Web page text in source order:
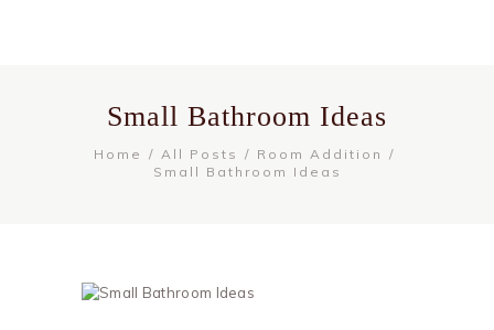
Small Bathroom Ideas
Home All Posts
Room Addition
Small Bathroom Ideas